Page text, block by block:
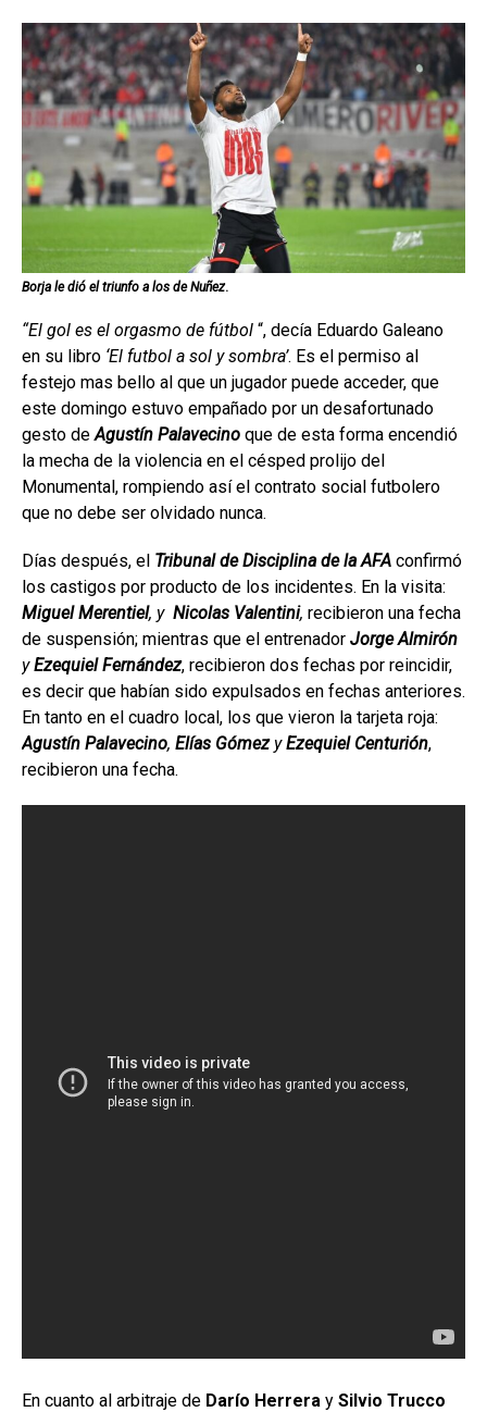
Borja le dió el triunfo a los de Nuñez.
“El gol es el orgasmo de fútbol “, decía Eduardo Galeano
en su libro ‘El futbol a sol y sombra’. Es el permiso al
festejo mas bello al que un jugador puede acceder, que
este domingo estuvo empañado por un desafortunado
gesto deAgustín Palavecino que de esta forma encendió
la mecha de la violencia en el césped prolijo del
Monumental, rompiendo así el contrato social futbolero
que no debe ser olvidado nunca.
Días después, el Tribunal de Disciplina de la AFA confirmó
los castigos por producto de los incidentes. En la visita:
Miguel Merentiel, y Nicolas Valentini, recibieron una fecha
de suspensión; mientras que el entrenador Jorge Almirón
yEzequiel Fernández, recibieron dos fechas por reincidir,
es decir que habían sido expulsados en fechas anteriores.
En tanto en el cuadro local, los que vieron la tarjeta roja:
Agustín Palavecino, Elías GómezyEzequiel Centurión,
recibieron una fecha.
En cuanto al arbitraje de Darío Herrera y Silvio Trucco